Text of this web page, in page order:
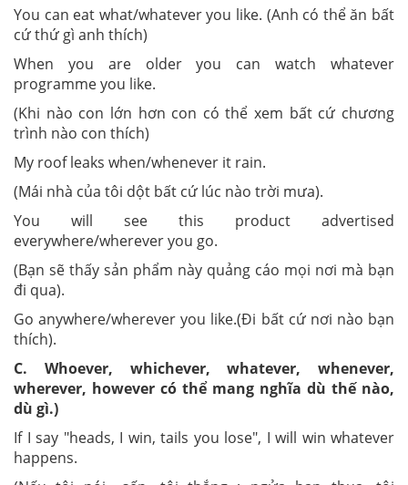
You can eat what/whatever you like. (Anh có thể ăn bất
cứ thứ gì anh thích)
When you are older you can watch whatever
programme you like.
(Khi nào con lớn hơn con có thể xem bất cứ chương
trình nào con thích)
My roof leaks when/whenever it rain.
(Mái nhà của tôi dột bất cứ lúc nào trời mưa).
You will see this product advertised
everywhere/wherever you go.
(Bạn sẽ thấy sản phẩm này quảng cáo mọi nơi mà bạn
đi qua).
Go anywhere/wherever you like.(Đi bất cứ nơi nào bạn
thích).
C. Whoever, whichever, whatever, whenever,
wherever, however có thể mang nghĩa dù thế nào,
dù gì.)
If I say "heads, I win, tails you lose", I will win whatever
happens.